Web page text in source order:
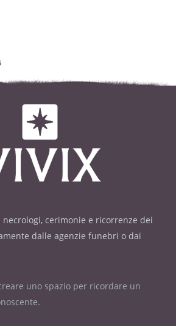
cerimonie e ricorrenze dei
dalle agenzie funebri o dai
uno spazio per ricordare un